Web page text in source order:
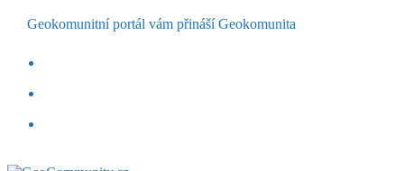
Geokomunitní portál vám přináší Geokomunita